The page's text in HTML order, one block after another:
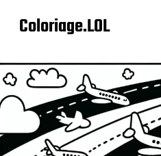
Coloriage.LOL